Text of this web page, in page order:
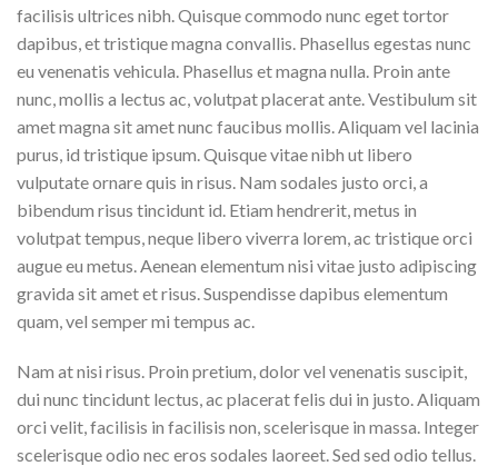
facilisis ultrices nibh. Quisque commodo nunc eget tortor
dapibus, et tristique magna convallis. Phasellus egestas nunc
eu venenatis vehicula. Phasellus et magna nulla. Proin ante
nunc, mollis a lectus ac, volutpat placerat ante. Vestibulum sit
amet magna sit amet nunc faucibus mollis. Aliquam vel lacinia
purus, id tristique ipsum. Quisque vitae nibh ut libero
vulputate ornare quis in risus. Nam sodales justo orci, a
bibendum risus tincidunt id. Etiam hendrerit, metus in
volutpat tempus, neque libero viverra lorem, ac tristique orci
augue eu metus. Aenean elementum nisi vitae justo adipiscing
gravida sit amet et risus. Suspendisse dapibus elementum
quam, vel semper mi tempus ac.
Nam at nisi risus. Proin pretium, dolor vel venenatis suscipit,
dui nunc tincidunt lectus, ac placerat felis dui in justo. Aliquam
orci velit, facilisis in facilisis non, scelerisque in massa. Integer
scelerisque odio nec eros sodales laoreet. Sed sed odio tellus.